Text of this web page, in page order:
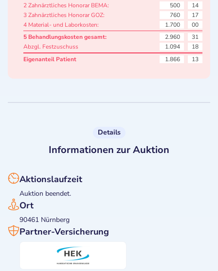
2 Zahnärztliches Honorar BEMA:
500
14
3 Zahnärztliches Honorar GOZ:
760
17
4 Material- und Laborkosten:
1.700
00
5 Behandlungskosten gesamt:
2.960
31
Abzgl. Festzuschuss
1.094
18
Eigenanteil Patient
1.866 13
Details
Informationen zur Auktion
Aktionslaufzeit
Auktion beendet.
Ort
90461 Nürnberg
Partner-Versicherung